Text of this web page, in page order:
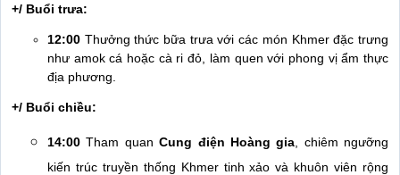
+/ Buổi trưa:
12:00 Thưởng thức bữa trưa với các món Khmer đặc trưng
như amok cá hoặc cà ri đỏ, làm quen với phong vị ẩm thực
địa phương.
+/ Buổi chiều:
14:00 Tham quanCung điện Hoàng gia , chiêm ngưỡng
kiến trúc truyền thống Khmer tinh xảo và khuôn viên rộng